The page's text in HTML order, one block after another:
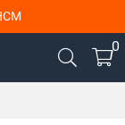
0